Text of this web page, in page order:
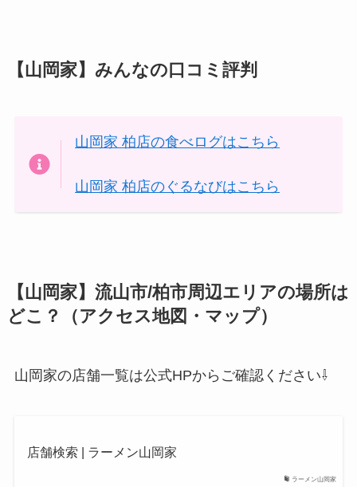
【山岡家】みんなの口コミ評判
山岡家 柏店の食べログはこちら
山岡家 柏店のぐるなびはこちら
【山岡家】流山市/柏市周辺エリアの場所は
どこ？（アクセス地図・マップ）
山岡家の店舗一覧は公式HPからご確認ください⇩
ラーメン山岡家
店舗検索 | ラーメン山岡家